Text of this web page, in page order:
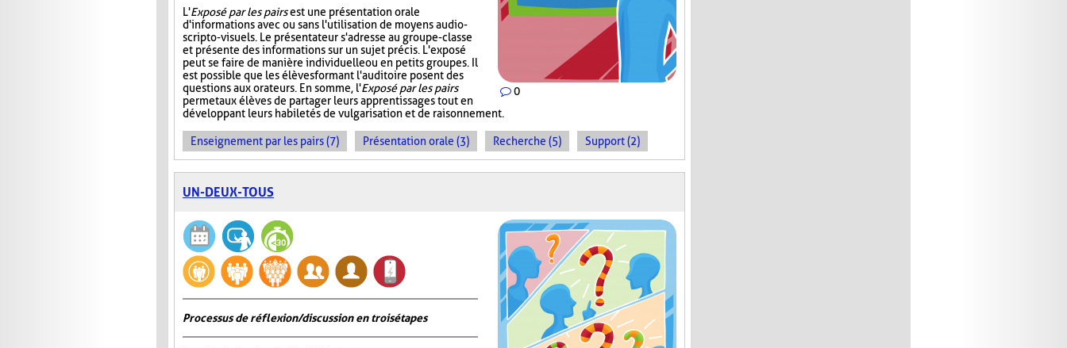
0
L'Exposé par les pairsest une présentation orale
d'informations avec ou sans l'utilisation de moyens audio-
scripto-visuels. Le présentateur s'adresse au groupe-classe
et présente des informations sur un sujet précis. L'exposé
peut se faire de manière individuelle ou en petits groupes. Il
est possible que les élèves formant l'auditoire posent des
questions aux orateurs. En somme, l'Exposé par les pairs
permet aux élèves de partager leurs apprentissages tout en
développant leurs habiletés de vulgarisation et de raisonnement.
Enseignement par les pairs (7) Présentation orale (3) Recherche (5) Support (2)
UN-DEUX-TOUS
Processus de réflexion/discussion en trois étapes